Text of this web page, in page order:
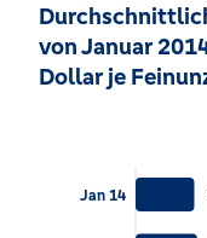
von Januar
Dollar je
Jan 14